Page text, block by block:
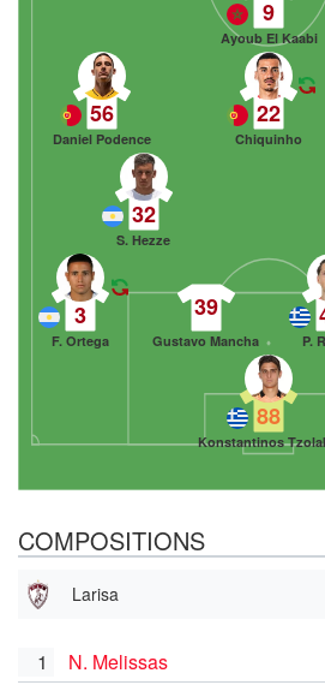
88
Konstantinos
3
F. Ortega
39
Gustavo Mancha P.
32
S. Hezze
56
Daniel Podence
22
Chiquinho
9
Ayoub El Kaabi
COMPOSITIONS
Larisa
1
N. Melissas